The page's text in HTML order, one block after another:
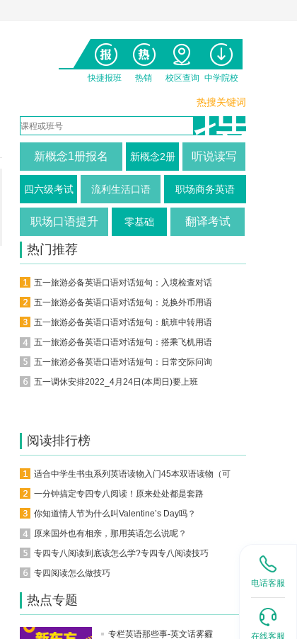
快捷报班 热销 校区查询 中学院校
热搜关键词
新概念1册报名 新概念2册 听说读写
四六级考试 流利生活口语 职场商务英语
职场口语提升 零基础 翻译考试
热门推荐
五一旅游必备英语口语对话短句：入境检查对话
五一旅游必备英语口语对话短句：兑换外币用语
五一旅游必备英语口语对话短句：航班中转用语
五一旅游必备英语口语对话短句：搭乘飞机用语
五一旅游必备英语口语对话短句：日常交际问询
五一调休安排2022_4月24日(本周日)要上班
阅读排行榜
一分钟搞定专四专八阅读！原来处处都是套路
你知道情人节为什么叫Valentine’s Day吗？
原来国外也有相亲，那用英语怎么说呢？
专四专八阅读到底该怎么学?专四专八阅读技巧
专四阅读怎么做技巧
热点专题
专栏英语那些事-英文话雾霾
电话客服
在线客服